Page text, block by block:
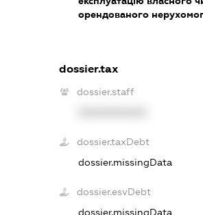
орендованого
dossier.tax
dossier.staff
dossier.taxDebt
dossier.missingData
dossier.esvDebt
dossier.missingData